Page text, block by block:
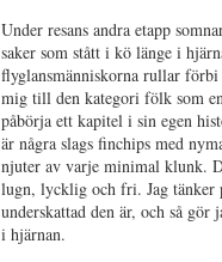
Under resans andra etapp
saker som stått i kö länge i
flyglansmänniskorna rullar
mig till den kategori fölk som
påbörja ett kapitel i sin egen
är några slags finchips med
njuter av varje minimal klunk.
lugn, lycklig och fri. Jag tänker
underskattad den är, och så
i hjärnan.